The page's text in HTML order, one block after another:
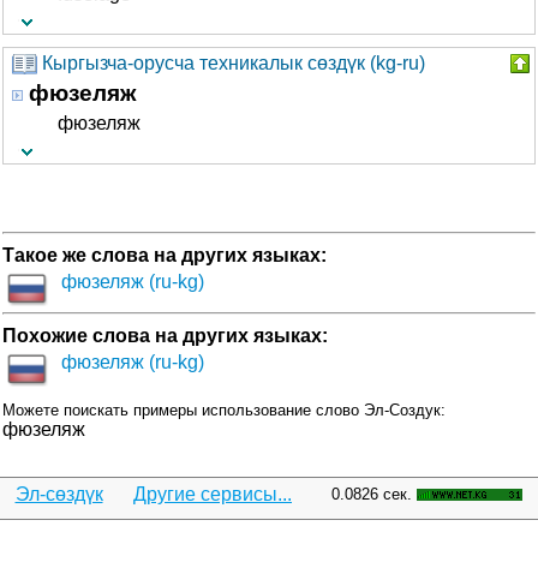
Кыргызча-орусча техникалык сөздүк (kg-ru)
фюзеляж
фюзеляж
Такое же слова на других языках:
фюзеляж (ru-kg)
Похожие слова на других языках:
фюзеляж (ru-kg)
Можете поискать примеры использование слово Эл-Создук:
фюзеляж
Эл-сөздүк Другие сервисы... 0.0826 сек.